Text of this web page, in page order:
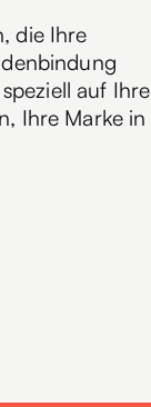
die Ihre
auf Ihre
Ihre Marke in